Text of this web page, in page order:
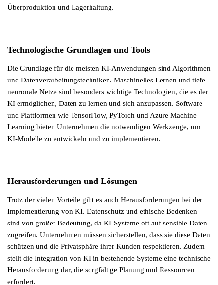
Überproduktion und Lagerhaltung.
Technologische Grundlagen und Tools
Die Grundlage für die meisten KI-Anwendungen sind Algorithmen
und Datenverarbeitungstechniken. Maschinelles Lernen und tiefe
neuronale Netze sind besonders wichtige Technologien, die es der
KI ermöglichen, Daten zu lernen und sich anzupassen. Software
und Plattformen wie TensorFlow, PyTorch und Azure Machine
Learning bieten Unternehmen die notwendigen Werkzeuge, um
KI-Modelle zu entwickeln und zu implementieren.
Herausforderungen und Lösungen
Trotz der vielen Vorteile gibt es auch Herausforderungen bei der
Implementierung von KI. Datenschutz und ethische Bedenken
sind von großer Bedeutung, da KI-Systeme oft auf sensible Daten
zugreifen. Unternehmen müssen sicherstellen, dass sie diese Daten
schützen und die Privatsphäre ihrer Kunden respektieren. Zudem
stellt die Integration von KI in bestehende Systeme eine technische
Herausforderung dar, die sorgfältige Planung und Ressourcen
erfordert.